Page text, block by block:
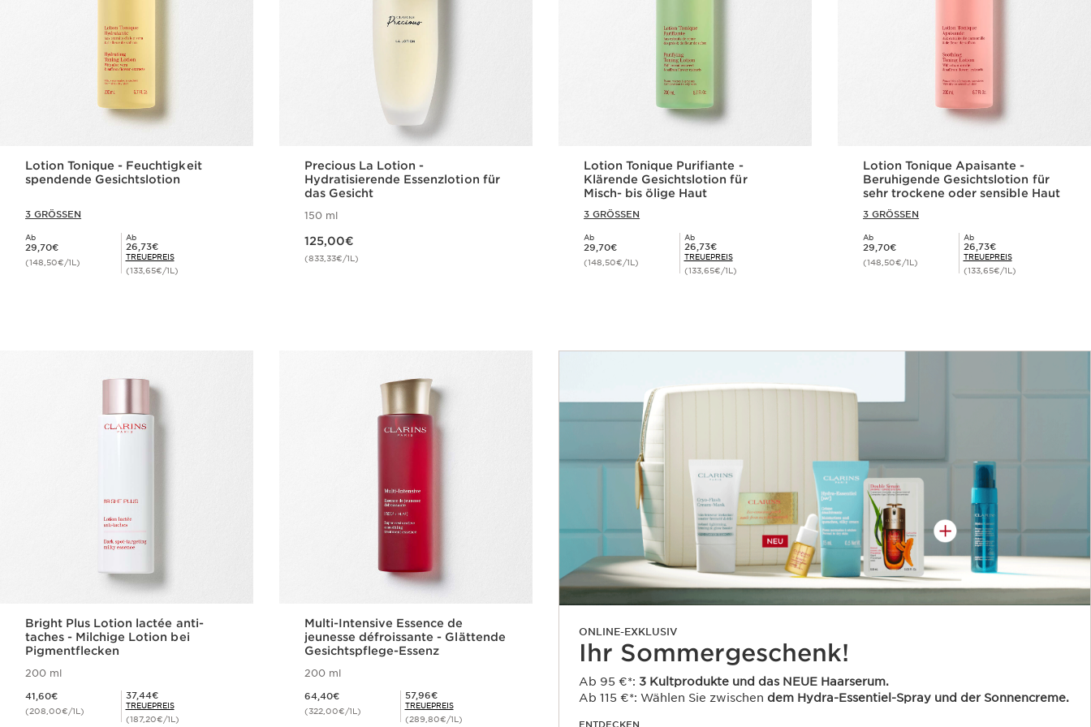
Lotion Tonique - Feuchtigkeit
spendende Gesichtslotion
3 GRÖSSEN
Ab
Aktueller Preis 29,70€
29,70€
(148,50€/1L)
Ab
Mitgliederpreis 26,73€
26,73€
TREUEPREIS
(133,65€/1L)
Precious La Lotion -
Hydratisierende Essenzlotion für
das Gesicht
150 ml
125,00€
(833,33€/1L)
Lotion Tonique Purifiante -
Klärende Gesichtslotion für
Misch- bis ölige Haut
3 GRÖSSEN
Ab
Aktueller Preis 29,70€
29,70€
(148,50€/1L)
Ab
Mitgliederpreis 26,73€
26,73€
TREUEPREIS
(133,65€/1L)
Lotion Tonique Apaisante -
Beruhigende Gesichtslotion für
sehr trockene oder sensible Haut
3 GRÖSSEN
Ab
Aktueller Preis 29,70€
29,70€
(148,50€/1L)
Ab
Mitgliederpreis 26,73€
26,73€
TREUEPREIS
(133,65€/1L)
Bright Plus Lotion lactée anti-
taches - Milchige Lotion bei
Pigmentflecken
200 ml
41,60€
(208,00€/1L)
Mitgliederpreis 37,44€
37,44€
TREUEPREIS
(187,20€/1L)
Multi-Intensive Essence de
jeunesse défroissante - Glättende
Gesichtspflege-Essenz
200 ml
64,40€
(322,00€/1L)
Mitgliederpreis 57,96€
57,96€
TREUEPREIS
(289,80€/1L)
ONLINE-EXKLUSIV
Ihr Sommergeschenk!
Ab 95 €*: 3 Kultprodukte und das NEUE Haarserum.
Ab 115 €*: Wählen Sie zwischen dem Hydra-Essentiel-Spray und der Sonnencreme.
ENTDECKEN